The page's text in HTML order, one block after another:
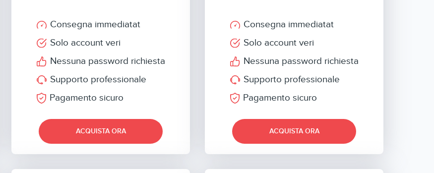
Consegna immediatat
Solo account veri
Nessuna password richiesta
Supporto professionale
Pagamento sicuro
ACQUISTA ORA
Consegna immediatat
Solo account veri
Nessuna password richiesta
Supporto professionale
Pagamento sicuro
ACQUISTA ORA